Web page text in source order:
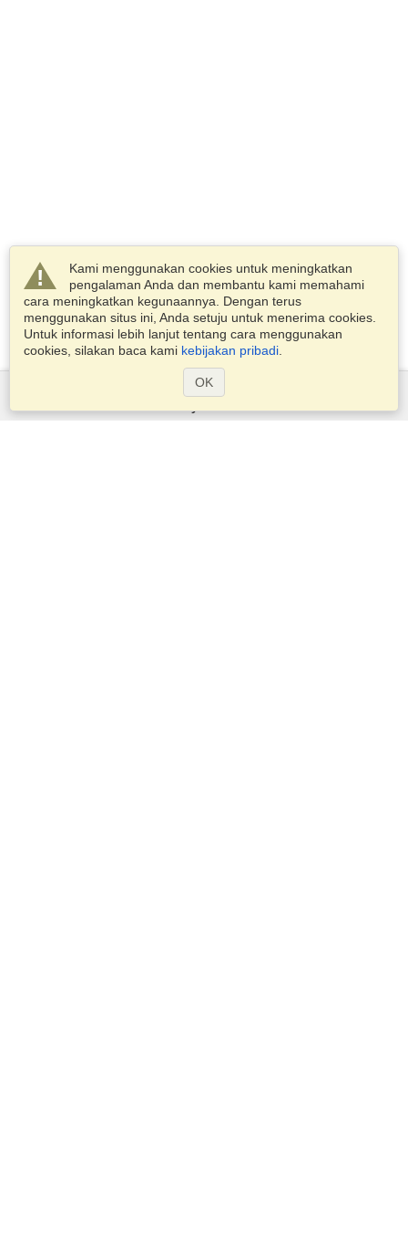
Kami menggunakan cookies untuk meningkatkan
pengalaman Anda dan membantu kami memahami
cara meningkatkan kegunaannya. Dengan terus
menggunakan situs ini, Anda setuju untuk menerima cookies.
Untuk informasi lebih lanjut tentang cara menggunakan
cookies, silakan baca kami kebijakan pribadi
OK